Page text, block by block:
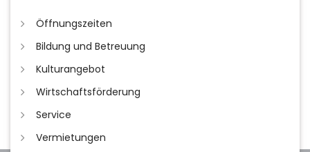
Öffnungszeiten
Bildung und Betreuung
Kulturangebot
Wirtschaftsförderung
Service
Vermietungen